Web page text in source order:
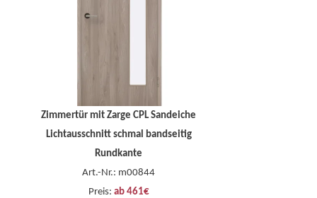
Zimmertür mit Zarge CPL Sandeiche
Lichtausschnitt schmal bandseitig
Rundkante
Art.-Nr.: m00844
Preis: ab 461€